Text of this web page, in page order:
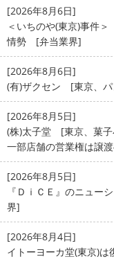
[2026年8月6日]
＜いちのや(東京)事件
情勢 [弁当業界]
[2026年8月6日]
(有)ザクセン [東京、パ
[2026年8月5日]
(株)太子堂 [東京、菓子
一部店舗の営業権は譲
[2026年8月5日]
『ＤｉＣＥ』のニュー
界]
[2026年8月4日]
イトーヨーカ堂(東京)